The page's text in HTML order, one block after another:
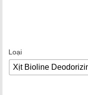
Loại
Xịt Bioline